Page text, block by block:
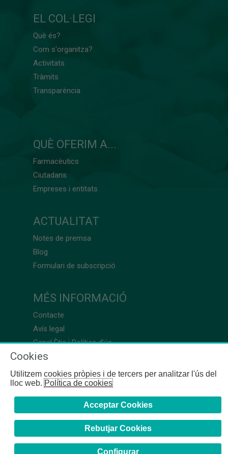
EL COL·LEGI
Què és?
Com s'organitza?
Activitats
Tràmits
Transparència
QUÈ OFERIM A...
Farmacèutics
Ciutadans
Empreses i entitats
ACTUALITAT
Notes de premsa
Blog
Formulari de subscripció
MÉS INFORMACIÓ
Contacte
Avís legal
Canal Ètic i Política d’ús
Cookies
Utilitzem cookies pròpies i de tercers per analitzar l'ús del
lloc web.Política de cookies
Acceptar Cookies
Rebutjar Cookies
Configurar